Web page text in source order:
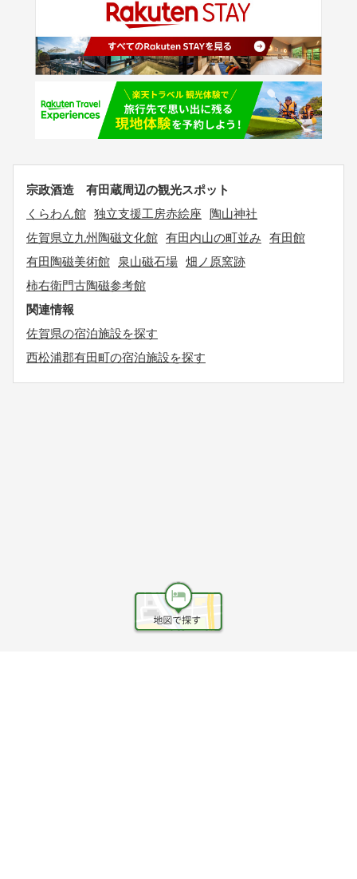
宗政酒造 有田蔵周辺の観光スポット
くらわん館 独立支援工房赤絵座
陶山神社
佐賀県立九州陶磁文化館 有田内山の町並み
有田館
有田陶磁美術館
泉山磁石場 畑ノ原窯跡
柿右衛門古陶磁参考館
関連情報
佐賀県の宿泊施設を探す
西松浦郡有田町の宿泊施設を探す